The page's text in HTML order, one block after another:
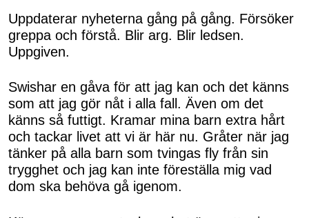
of
50
seconds
Uppdaterar nyheterna gång på gång. Försöker
greppa och förstå. Blir arg. Blir ledsen.
Uppgiven.
Swishar en gåva för att jag kan och det känns
som att jag gör nåt i alla fall. Även om det
känns så futtigt. Kramar mina barn extra hårt
och tackar livet att vi är här nu. Gråter när jag
tänker på alla barn som tvingas fly från sin
trygghet och jag kan inte föreställa mig vad
dom ska behöva gå igenom.